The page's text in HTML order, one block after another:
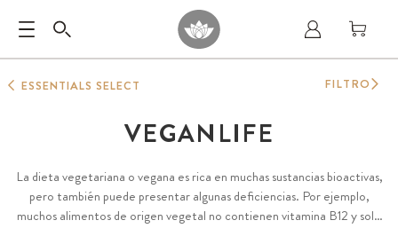
ESSENTIALS SELECT
VEGANLIFE
La dieta vegetariana o vegana es rica en muchas sustancias bioactivas,
pero también puede presentar algunas deficiencias. Por ejemplo,
muchos alimentos de origen vegetal no contienen vitamina B12 y solo
FILTRO